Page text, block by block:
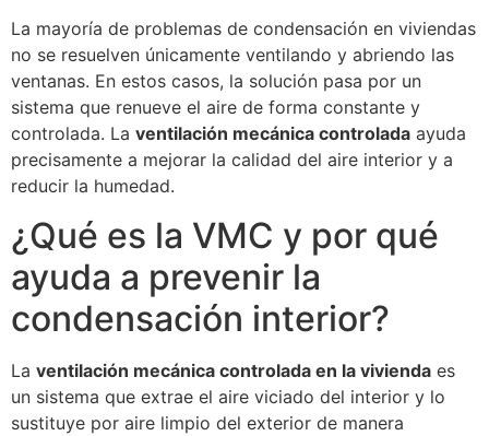
La mayoría de problemas de condensación en viviendas
no se resuelven únicamente ventilando y abriendo las
ventanas. En estos casos, la solución pasa por un
sistema que renueve el aire de forma constante y
controlada. La ventilación mecánica controlada ayuda
precisamente a mejorar la calidad del aire interior y a
reducir la humedad.
¿Qué es la VMC y por qué
ayuda a prevenir la
condensación interior?
La ventilación mecánica controlada en la vivienda es
un sistema que extrae el aire viciado del interior y lo
sustituye por aire limpio del exterior de manera